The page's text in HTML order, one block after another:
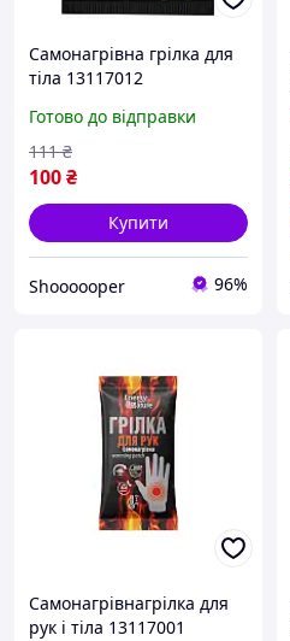
Самонагрівна грілка для
тіла 13117012
Готово до відправки
100₴
111 ₴
Купити
Shoooooper 96%
Самонагрівнагрілка для
рук і тіла 13117001